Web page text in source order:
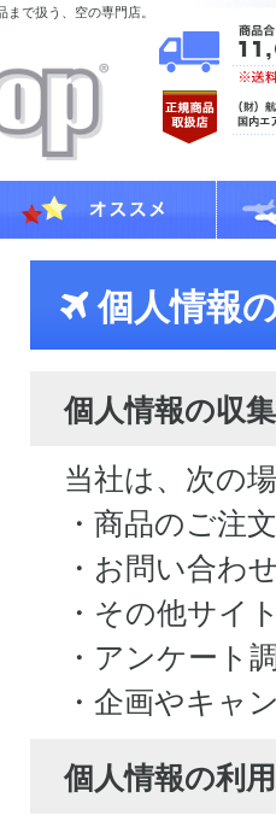
で扱う、空の専門店。
個人情報
個人情報の収集
当社は、次の
・商品のご注
・お問い合わ
・その他サイ
・アンケート
・企画やキャ
個人情報の利